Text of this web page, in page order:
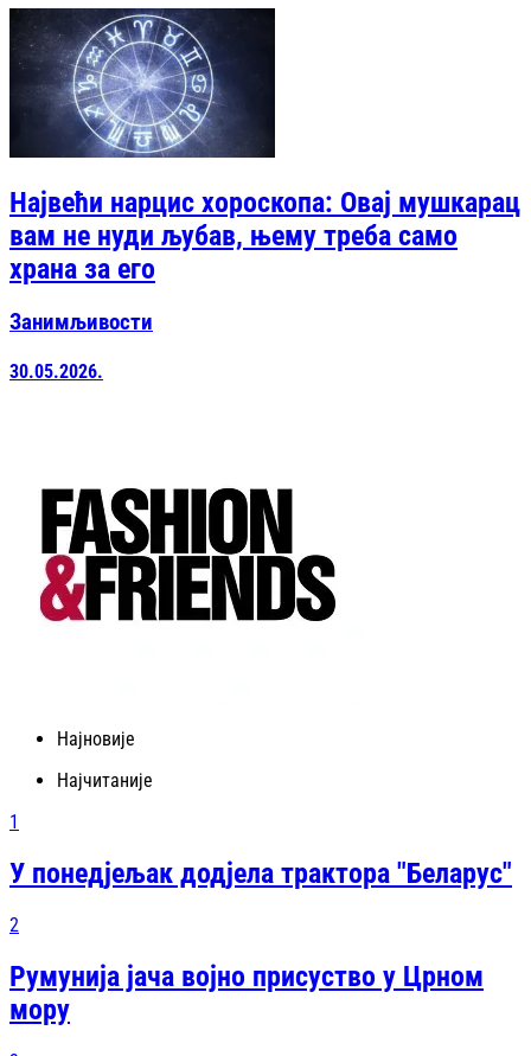
Највећи нарцис хороскопа: Овај мушкарац
вам не нуди љубав, њему треба само
храна за его
Занимљивости
30.05.2026.
Најновије
Најчитаније
1
У понедјељак додјела трактора "Беларус"
2
Румунија јача војно присуство у Црном
мору